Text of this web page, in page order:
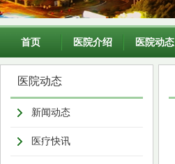
首页 医院介绍 医院动态
医院动态
新闻动态
医疗快讯